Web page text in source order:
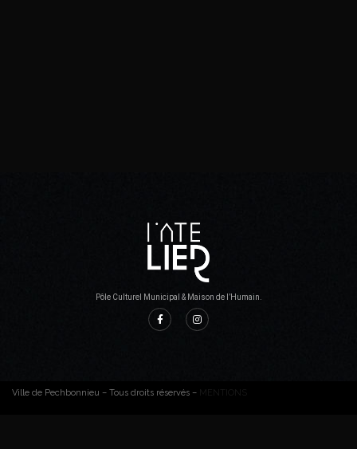
Pôle Culturel Municipal & Maison de l’Humain.
Ville de Pechbonnieu – Tous droits réservés – MENTIONS